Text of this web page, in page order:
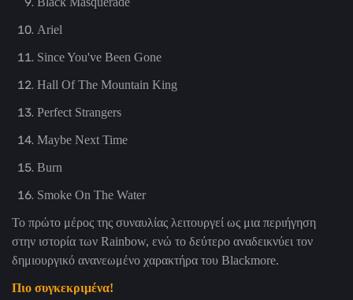
Ariel
Since You've Been Gone
Hall Of The Mountain King
Perfect Strangers
Maybe Next Time
Burn
Smoke On The Water
Το πρώτο μέρος της συναυλίας λειτουργεί ως μια περιήγηση
στην ιστορία των Rainbow, ενώ το δεύτερο αναδεικνύει τον
δημιουργικό ανανεωμένο χαρακτήρα του Blackmore.
Πιο συγκεκριμένα!